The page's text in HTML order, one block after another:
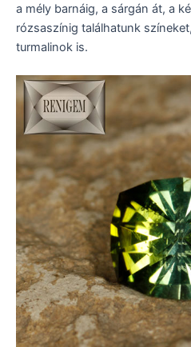
a mély barnáig, a sárgán át, a
rózsaszínig találhatunk
turmalinok is.